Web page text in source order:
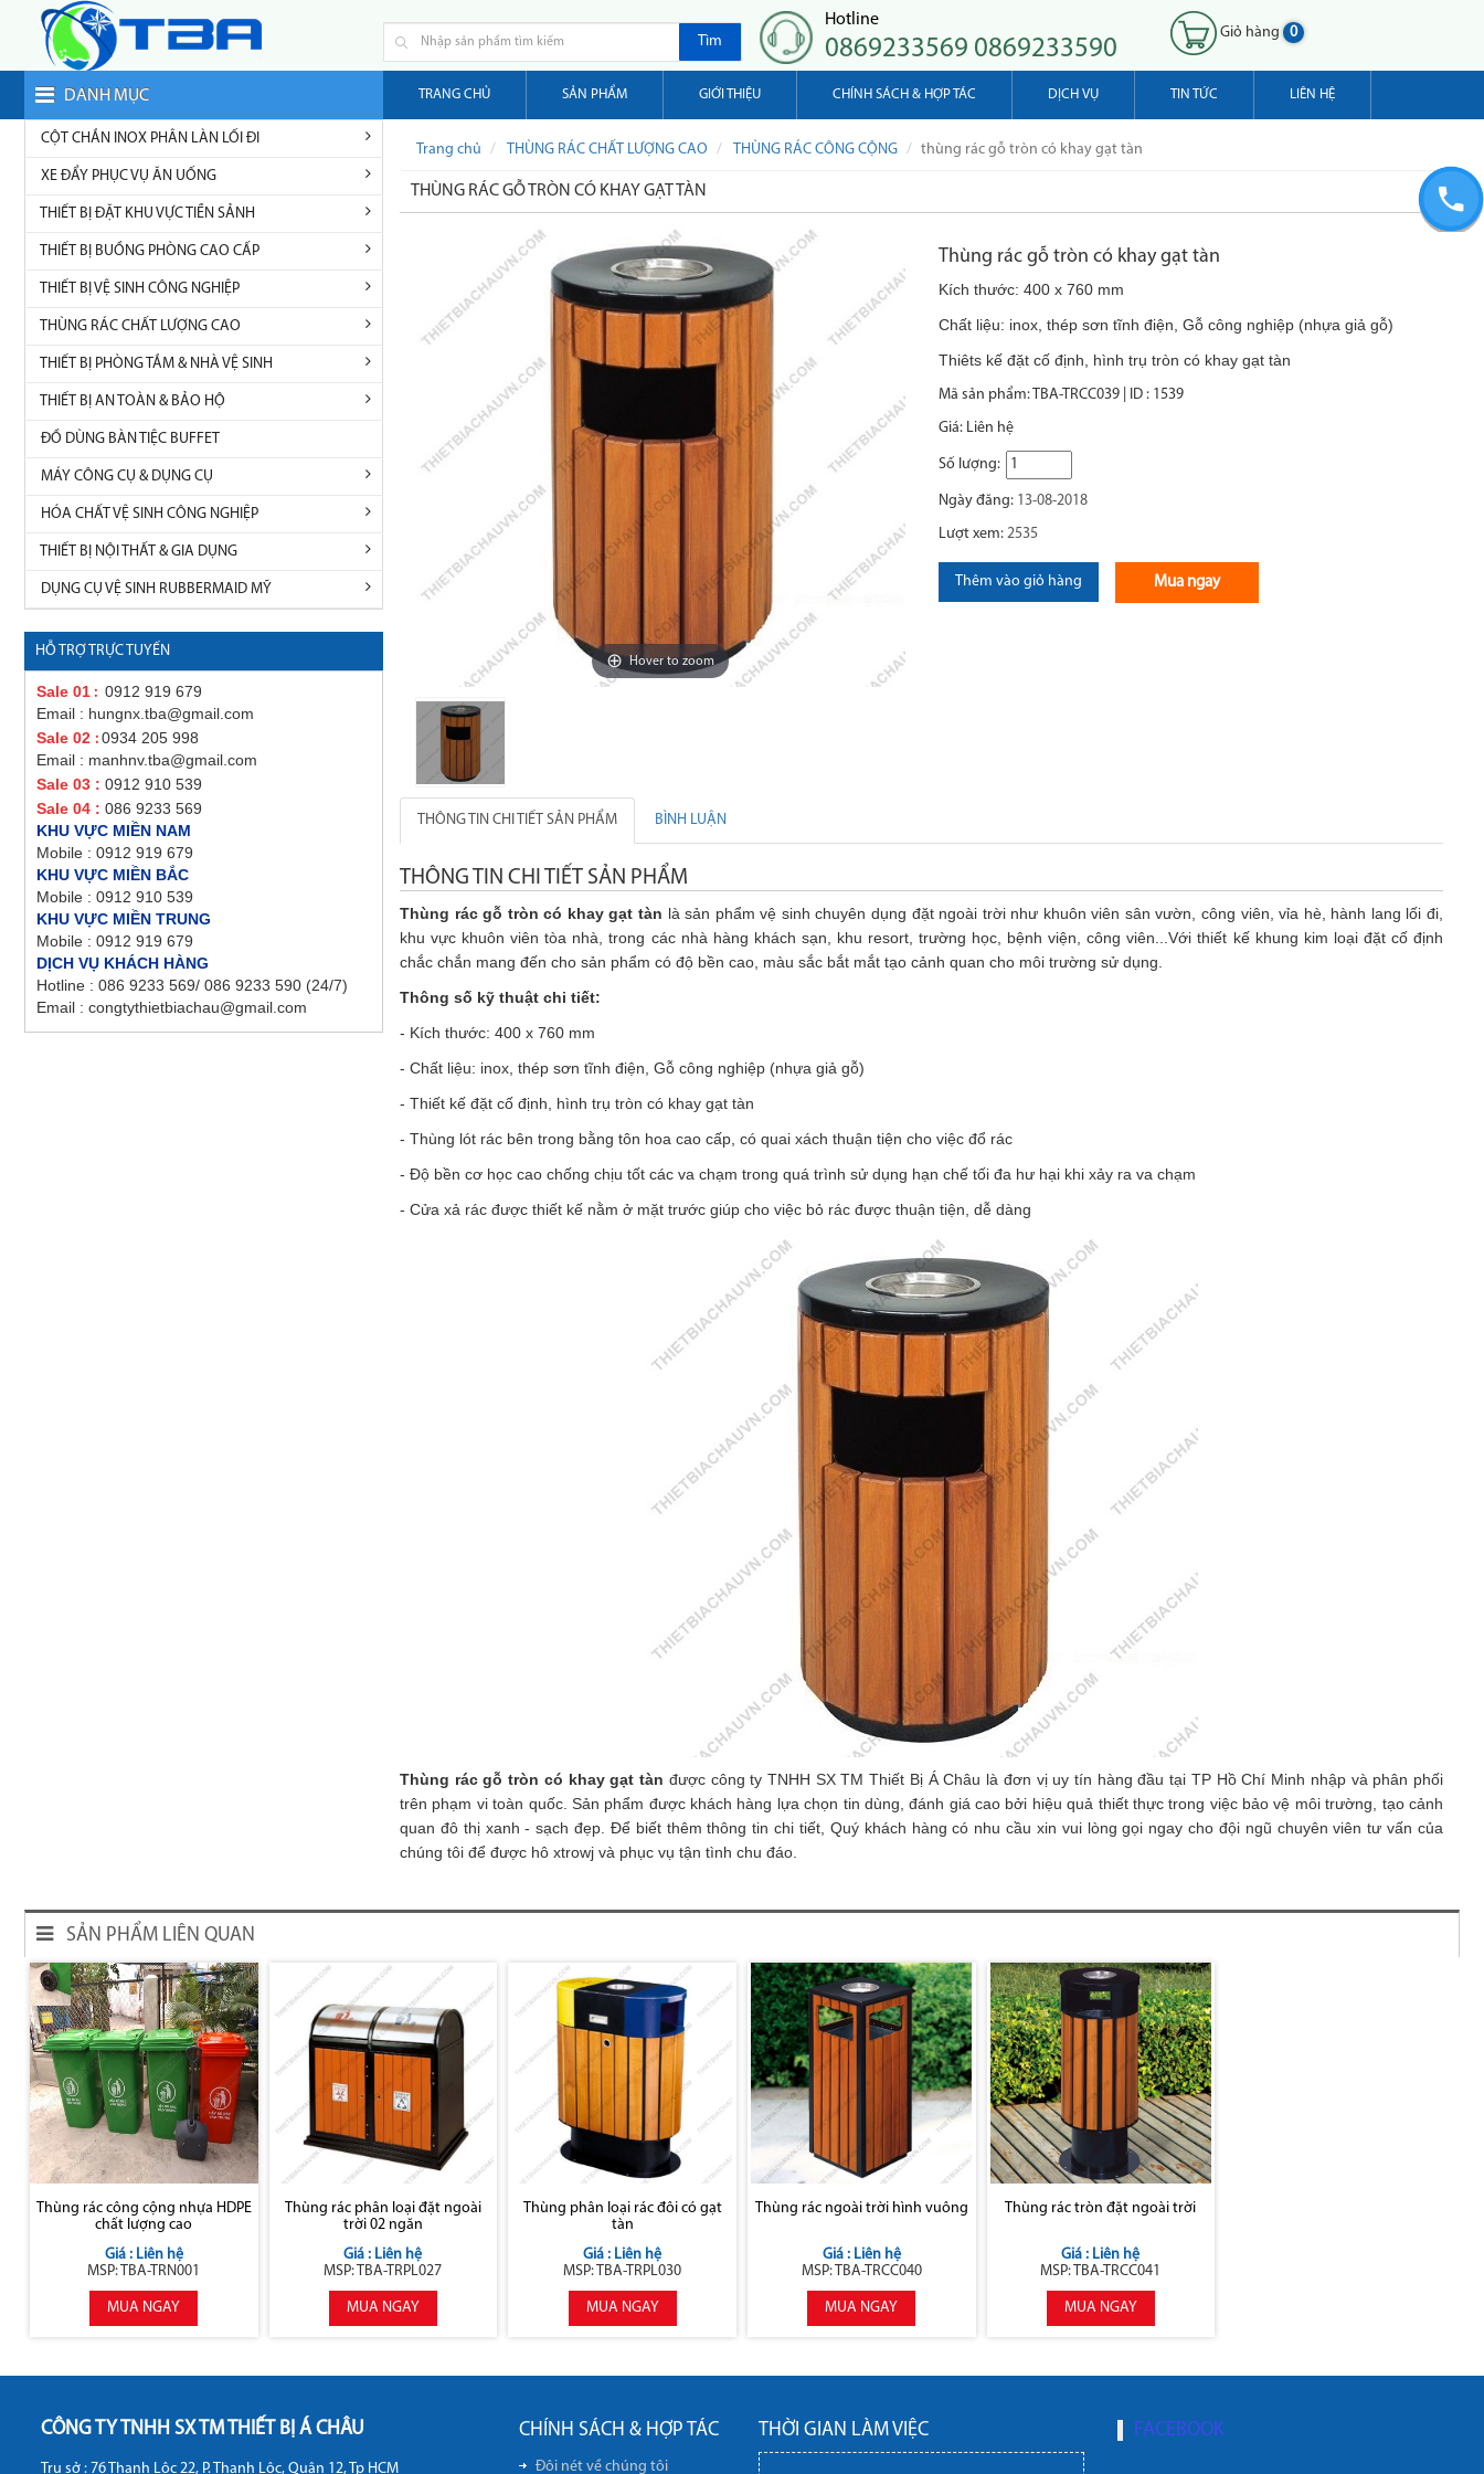
Tìm
Hotline
0869233569 0869233590
Giỏ hàng 0
DANH MỤC TRANG CHỦ SẢN PHẨM GIỚI THIỆU CHÍNH SÁCH & HỢP TÁC DỊCH VỤ TIN TỨC LIÊN HỆ
CỘT CHẮN INOX PHÂN LÀN LỐI ĐI
XE ĐẨY PHỤC VỤ ĂN UỐNG
THIẾT BỊ ĐẶT KHU VỰC TIỀN SẢNH
THIẾT BỊ BUỒNG PHÒNG CAO CẤP
THIẾT BỊ VỆ SINH CÔNG NGHIỆP
THÙNG RÁC CHẤT LƯỢNG CAO
THIẾT BỊ PHÒNG TẮM & NHÀ VỆ SINH
THIẾT BỊ AN TOÀN & BẢO HỘ
ĐỒ DÙNG BÀN TIỆC BUFFET
MÁY CÔNG CỤ & DỤNG CỤ
HÓA CHẤT VỆ SINH CÔNG NGHIỆP
THIẾT BỊ NỘI THẤT & GIA DỤNG
DỤNG CỤ VỆ SINH RUBBERMAID MỸ
HỖ TRỢ TRỰC TUYẾN
Sale 01 : 0912 919 679
Email : hungnx.tba@gmail.com
Sale 02 : 0934 205 998
Email : manhnv.tba@gmail.com
Sale 03 : 0912 910 539
Sale 04 : 086 9233 569
KHU VỰC MIỀN NAM
Mobile : 0912 919 679
KHU VỰC MIỀN BẮC
Mobile : 0912 910 539
KHU VỰC MIỀN TRUNG
Mobile : 0912 919 679
DỊCH VỤ KHÁCH HÀNG
Hotline : 086 9233 569/ 086 9233 590 (24/7)
Email : congtythietbiachau@gmail.com
Trang chủ THÙNG RÁC CHẤT LƯỢNG CAO THÙNG RÁC CÔNG CỘNG thùng rác gỗ tròn có khay gạt tàn
THÙNG RÁC GỖ TRÒN CÓ KHAY GẠT TÀN
Hover to zoom
Thùng rác gỗ tròn có khay gạt tàn
Kích thước: 400 x 760 mm
Chất liệu: inox, thép sơn tĩnh điện, Gỗ công nghiệp(nhựa giả gỗ)
Thiêts kế đặt cố định, hình trụ tròn có khay gạt tàn
Mã sản phẩm: TBA-TRCC039 | ID : 1539
Giá: Liên hệ
Số lượng:
Ngày đăng: 13-08-2018
Lượt xem: 2535
Thêm vào giỏ hàng Mua ngay
THÔNG TIN CHI TIẾT SẢN PHẨM BÌNH LUẬN
THÔNG TIN CHI TIẾT SẢN PHẨM
Thùng rác gỗ tròn có khay gạt tàn là sản phẩm vệ sinh chuyên dụng đặt ngoài trời như khuôn viên sân vườn, công viên, vỉa hè, hành lang lối đi,
khu vực khuôn viên tòa nhà, trong các nhà hàng khách sạn, khu resort, trường học, bệnh viện, công viên...Với thiết kế khung kim loại đặt cố định
chắc chắn mang đến cho sản phẩm có độ bền cao, màu sắc bắt mắt tạo cảnh quan cho môi trường sử dụng.
Thông số kỹ thuật chi tiết:
- Kích thước: 400 x 760 mm
- Chất liệu: inox, thép sơn tĩnh điện, Gỗ công nghiệp (nhựa giả gỗ)
- Thiết kế đặt cố định, hình trụ tròn có khay gạt tàn
- Thùng lót rác bên trong bằng tôn hoa cao cấp, có quai xách thuận tiện cho việc đổ rác
- Độ bền cơ học cao chống chịu tốt các va chạm trong quá trình sử dụng hạn chế tối đa hư hại khi xảy ra va chạm
- Cửa xả rác được thiết kế nằm ở mặt trước giúp cho việc bỏ rác được thuận tiện, dễ dàng
Thùng rác gỗ tròn có khay gạt tàn được công ty TNHH SX TM Thiết Bị Á Châu là đơn vị uy tín hàng đầu tại TP Hồ Chí Minh nhập và phân phối
trên phạm vi toàn quốc. Sản phẩm được khách hàng lựa chọn tin dùng, đánh giá cao bởi hiệu quả thiết thực trong việc bảo vệ môi trường, tạo cảnh
quan đô thị xanh - sạch đẹp. Để biết thêm thông tin chi tiết, Quý khách hàng có nhu cầu xin vui lòng gọi ngay cho đội ngũ chuyên viên tư vấn của
chúng tôi để được hô xtrowj và phục vụ tận tình chu đáo.
SẢN PHẨM LIÊN QUAN
Thùng rác công cộng nhựa HDPE
chất lượng cao
Giá : Liên hệ
MSP: TBA-TRN001
MUA NGAY
Thùng rác phân loại đặt ngoài
trời 02 ngăn
Giá : Liên hệ
MSP: TBA-TRPL027
MUA NGAY
Thùng phân loại rác đôi có gạt
tàn
Giá : Liên hệ
MSP: TBA-TRPL030
MUA NGAY
Thùng rác ngoài trời hình vuông
Giá : Liên hệ
MSP: TBA-TRCC040
MUA NGAY
Thùng rác tròn đặt ngoài trời
Giá : Liên hệ
MSP: TBA-TRCC041
MUA NGAY
CÔNG TY TNHH SX TM THIẾT BỊ Á CHÂU
Trụ sở : 76 Thạnh Lộc 22, P. Thạnh Lộc, Quận 12, Tp HCM
CHÍNH SÁCH & HỢP TÁC
Đôi nét về chúng tôi
THỜI GIAN LÀM VIỆC FACEBOOK